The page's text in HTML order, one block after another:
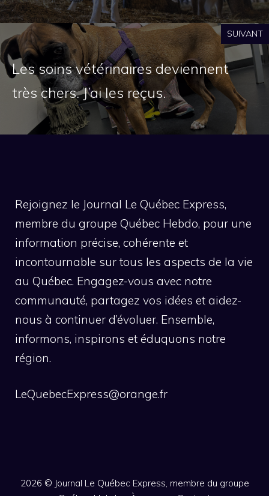
SUIVANT
Les soins vétérinaires deviennent
très chers. J’ai les reçus.
Rejoignez le Journal Le Québec Express,
membre du groupe Québec Hebdo, pour une
information précise, cohérente et
incontournable sur tous les aspects de la vie
au Québec. Engagez-vous avec notre
communauté, partagez vos idées et aidez-
nous à continuer d’évoluer. Ensemble,
informons, inspirons et éduquons notre
région.
LeQuebecExpress@orange.fr
2026 © Journal Le Québec Express, membre du groupe